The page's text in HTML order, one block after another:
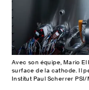
Avec son équipe, Mario
surface de la cathode. Il
Institut Paul Scherrer